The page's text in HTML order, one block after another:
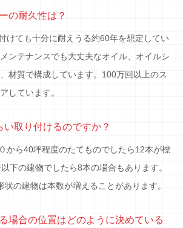
の耐久性は？
ても十分に耐えうる約60年を想定してい
ンテナンスでも大丈夫なオイル、オイルシ
材質で構成しています。100万回以上のス
しています。
取り付けるのですか？
ら40坪程度のたてものでしたら12本が標
下の建物でしたら8本の場合もあります。
の建物は本数が増えることがあります。
場合の位置はどのように決めている